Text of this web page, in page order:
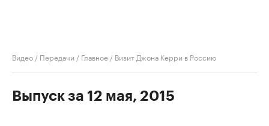
Видео / Передачи / Главное / Визит Джона Керри в Россию
Выпуск за 12 мая, 2015